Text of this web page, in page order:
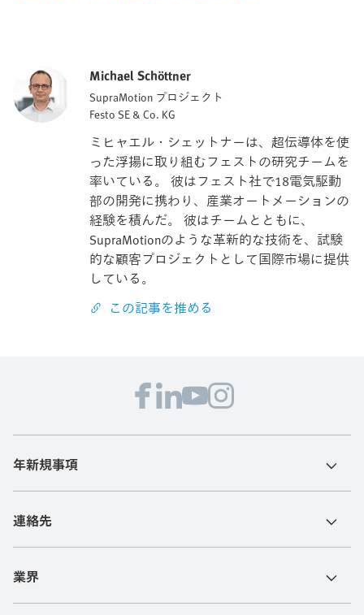
Michael Schöttner
SupraMotion プロジェクト
Festo SE & Co. KG
ミヒャエル・シェットナーは、超伝導体を使
った浮揚に取り組むフェストの研究チームを
率いている。 彼はフェスト社で18電気駆動
部の開発に携わり、産業オートメーションの
経験を積んだ。 彼はチームとともに、
SupraMotionのような革新的な技術を、試験
的な顧客プロジェクトとして国際市場に提供
している。
この記事を推める
年新規事項
連絡先
業界